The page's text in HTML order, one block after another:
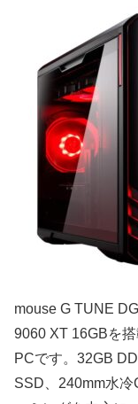
mouse G TUNE
9060 XT 16GBを
PCです。32GB
SSD、240mm水